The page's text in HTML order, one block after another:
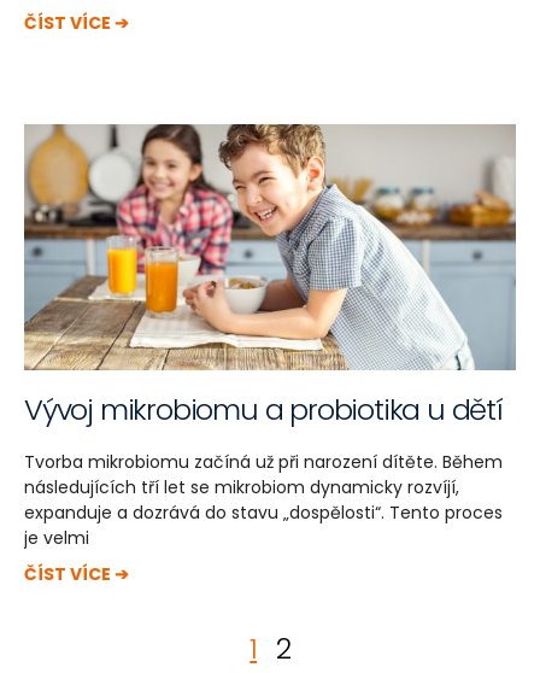
ČÍST VÍCE ➔
Vývoj mikrobiomu a probiotika u dětí
Tvorba mikrobiomu začíná už při narození dítěte. Během
následujících tří let se mikrobiom dynamicky rozvíjí,
expanduje a dozrává do stavu „dospělosti“. Tento proces
je velmi
ČÍST VÍCE ➔
1 2